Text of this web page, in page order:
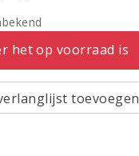
het op voorraad is
toevoegen